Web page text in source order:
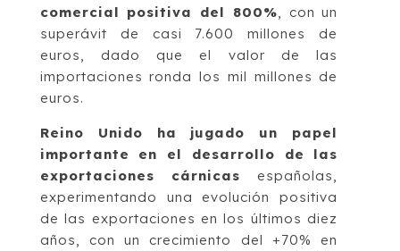
comercial positiva del 800% , con un
superávit de casi 7.600 millones de
euros, dado que el valor de las
importaciones ronda los mil millones de
euros.
Reino Unido ha jugado un papel
importante en el desarrollo de las
exportaciones cárnicas españolas,
experimentando una evolución positiva
de las exportaciones en los últimos diez
años, con un crecimiento del +70% en